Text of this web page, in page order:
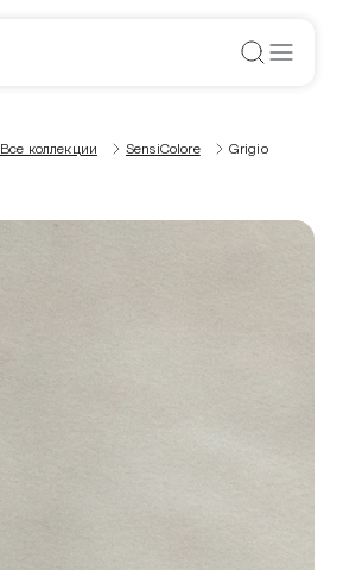
Все коллекции SensiColore Grigio